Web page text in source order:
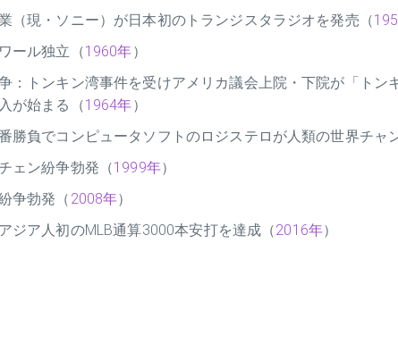
（現・ソニー）が日本初のトランジスタラジオを発売（
ール独立（1960年）
：トンキン湾事件を受けアメリカ議会上院・下院が「ト
が始まる（1964年）
勝負でコンピュータソフトのロジステロが人類の世界チャ
ェン紛争勃発（1999年）
争勃発（ 2008年）
ジア人初のMLB通算3000本安打を達成（2016年）